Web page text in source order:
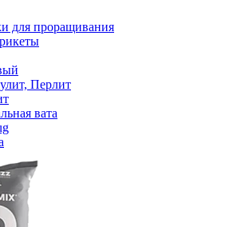
для проращивания
Перлит
вата